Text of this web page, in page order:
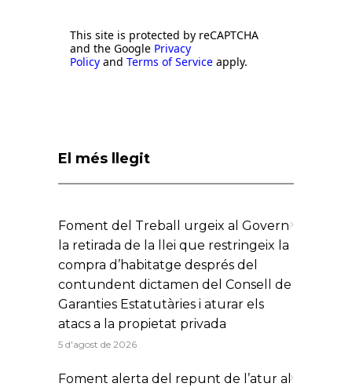
This site is protected by reCAPTCHA
and the Google Privacy
Policy and Terms of Service apply.
El més llegit
Foment del Treball urgeix al Govern
la retirada de la llei que restringeix la
compra d’habitatge després del
contundent dictamen del Consell de
Garanties Estatutàries i aturar els
atacs a la propietat privada
5 d'agost de 2026
Foment alerta del repunt de l’atur al